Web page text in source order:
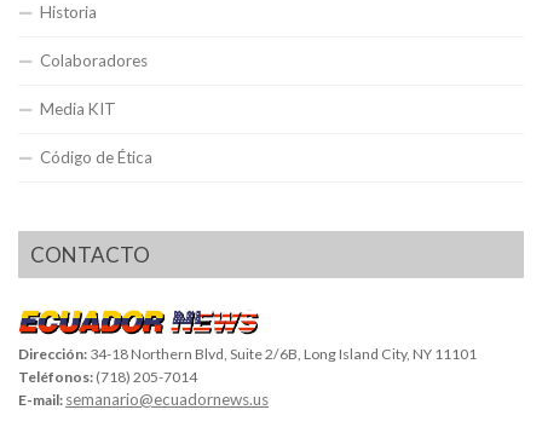
Historia
Colaboradores
Media KIT
Código de Ética
CONTACTO
Dirección: 34-18 Northern Blvd, Suite 2/6B, Long Island City, NY 11101
Teléfonos: (718) 205-7014
E-mail: semanario@ecuadornews.us